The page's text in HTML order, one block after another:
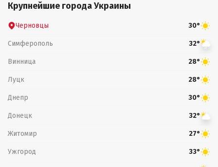
Крупнейшие города Украины
Черновцы 30°
Симферополь 32°
Винница 28°
Луцк 28°
Днепр 30°
Донецк 32°
Житомир 27°
Ужгород 33°